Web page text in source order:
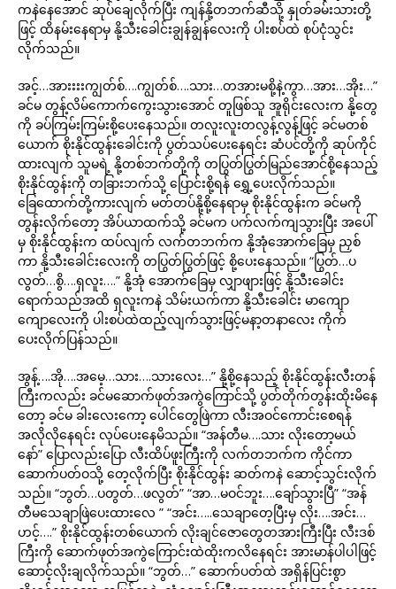
ကနဲနေအောင် ဆုပ်ချေလိုက်ပြီး ကျန်နို့တဘက်ဆီသို့ နှုတ်ခမ်းသားတို့
ဖြင့် ထိနမ်းနေရာမှ နို့သီးခေါင်းချွန်ချွန်လေးကို ပါးစပ်ထဲ စုပ်ငုံသွင်း
လိုက်သည်။
အင့်…အားးးးကျွတ်စ်….ကျွတ်စ်….သား…တအားမစို့နဲ့ကွာ…အား…အိုး…”
ခင်မ တွန့်လိမ်ကောက်ကွေးသွားအောင် တူဖြစ်သူ အူရိုင်းလေးက နို့တွေ
ကို ခပ်ကြမ်းကြမ်းစို့ပေးနေသည်။ တလူးလူးတလွန့်လွန့်ဖြင့် ခင်မတစ်
ယောက် စိုးနိုင်ထွန်းခေါင်းကို ပွတ်သပ်ပေးနေရင်း ဆံပင်တို့ကို ဆုပ်ကိုင်
ထားလျက် သူမရဲ့ နို့တစ်ဘက်တို့ကို တပြွတ်ပြွတ်မြည်အောင်စို့နေသည့်
စိုးနိုင်ထွန်းကို တခြားဘက်သို့ ပြောင်းစို့ရန် ရွှေ့ပေးလိုက်သည်။
ခြေထောက်တို့ကားလျက် မတ်တပ်နို့စို့နေရာမှ စိုးနိုင်ထွန်းက ခင်မကို
တွန်းလိုက်တော့ အိပ်ယာထက်သို့ ခင်မက ပက်လက်ကျသွားပြီး အပေါ်
မှ စိုးနိုင်ထွန်းက ထပ်လျက် လက်တဘက်က နို့အုံအောက်ခြေမှ ညှစ်
ကာ နို့သီးခေါင်းလေးကို တပြွတ်ပြွတ်ဖြင့် စို့ပေးနေသည်။ “ပြွတ်…ပ
လွတ်…စွိ….ရှလူး….” နို့အုံ အောက်ခြေမှ လျှာဖျားဖြင့် နို့သီးခေါင်း
ရောက်သည်အထိ ရှလူးကနဲ သိမ်းယက်ကာ နို့သီးခေါင်း မာကျော
ကျောလေးကို ပါးစပ်ထဲထည့်လျက်သွားဖြင့်မနာ့တနာလေး ကိုက်
ပေးလိုက်ပြန်သည်။
အွန့်….အို….အမေ့…သား….သားလေး…” နို့စို့နေသည့် စိုးနိုင်ထွန်းလီးတန်
ကြီးကလည်း ခင်မဆောက်ဖုတ်အကွဲကြောင်သို့ ပွတ်တိုက်တွန်းထိုးမိနေ
တော့ ခင်မ ခါးလေးကော့ ပေါင်တွေဖြဲကာ လီးအဝင်ကောင်းစေရန်
အလိုလိုနေရင်း လုပ်ပေးနေမိသည်။ “အန်တီမ….သား လိုးတော့မယ်
နော်” ပြောလည်းပြော လီးထိပ်ဖူးကြီးကို လက်တဘက်က ကိုင်ကာ
ဆောက်ပတ်ဝသို့ တေ့လိုက်ပြီး စိုးနိုင်ထွန်း ဆတ်ကနဲ ဆောင့်သွင်းလိုက်
သည်။ “ဘွတ်…ပတွတ်…ဖလွတ်” “အာ…မဝင်ဘူး….ချော်သွားပြီ” “အန်
တီမသေချာဖြဲပေးထားလေ ” “အင်း…..သေချာတေ့ပြီးမှ လိုး….အင်း…
ဟင့်….” စိုးနိုင်ထွန်းတစ်ယောက် လိုးချင်ဇောတွေတအားကြီးပြီး လီးဒစ်
ကြီးကို ဆောက်ဖုတ်အကွဲကြောင်းထဲထိုးကလိနေရင်း အားမာန်ပါပါဖြင့်
ဆောင့်လိုးချလိုက်သည်။ “ဘွတ်…” ဆောက်ပတ်ထဲ အရှိန်ပြင်းစွာ